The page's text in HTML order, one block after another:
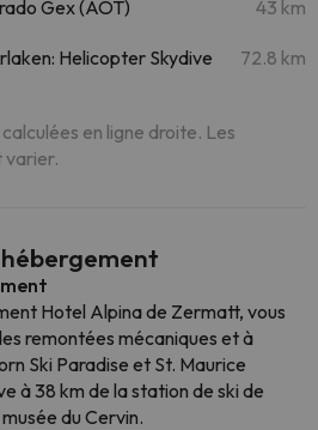
Gex (AOT) 43 km
Helicopter Skydive 72.8 km
en ligne droite. Les
varier.
Hotel Alpina de Zermatt, vous
remontées mécaniques et à
Ski Paradise et St. Maurice
à 38 km de la station de ski de
du Cervin.